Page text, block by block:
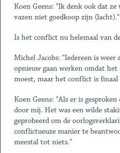
Koen Geens: "Ik denk ook dat ze
vazen niet goedkoop zijn (lacht)."
Is het conflict nu helemaal van
Michel Jacobs: "Iedereen is weer
opnieuw gaan werken omdat het
moest, maar het conflict is finaal
Koen Geens: "Als er is
door mij. Het was een wilde
geprobeerd om de
conflictueuze manier te
meestal tot niets."